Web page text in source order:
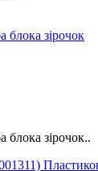
зірочок
зірочок..